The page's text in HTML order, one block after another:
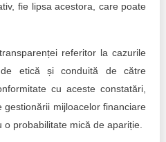
fie lipsa acestora, care poate
referitor la cazurile
etică și conduită de către
cu aceste constatări,
gestionării mijloacelor financiare
probabilitate mică de apariție.